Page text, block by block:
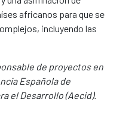
africanos para que se
incluyendo las
de proyectos en
Española de
el Desarrollo (Aecid).